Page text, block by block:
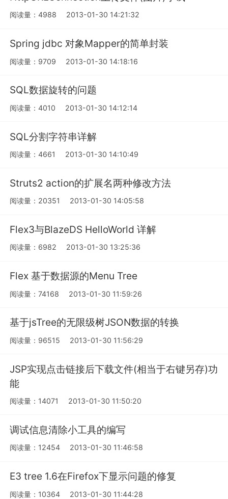
阅读量：4988 2013-01-30 14:21:32
Spring jdbc 对象Mapper的简单封装
阅读量：9709 2013-01-30 14:18:16
SQL数据旋转的问题
阅读量：4010 2013-01-30 14:12:14
SQL分割字符串详解
阅读量：4661 2013-01-30 14:10:49
Struts2 action的扩展名两种修改方法
阅读量：20351 2013-01-30 14:05:58
Flex3与BlazeDS HelloWorld 详解
阅读量：6982 2013-01-30 13:25:36
Flex 基于数据源的Menu Tree
阅读量：74168 2013-01-30 11:59:26
基于jsTree的无限级树JSON数据的转换
阅读量：96515 2013-01-30 11:56:29
JSP实现点击链接后下载文件(相当于右键另存)功
能
阅读量：14071 2013-01-30 11:50:20
调试信息清除小工具的编写
阅读量：12454 2013-01-30 11:46:58
E3 tree 1.6在Firefox下显示问题的修复
阅读量：10364 2013-01-30 11:44:28